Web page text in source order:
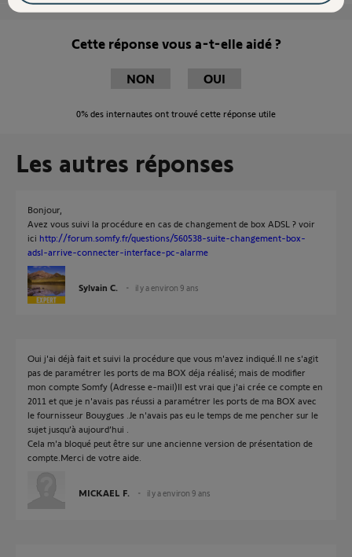
Cette réponse vous a-t-elle aidé ?
NON OUI
0% des internautes ont trouvé cette réponse utile
Les autres réponses
Bonjour,
Avez vous suivi la procédure en cas de changement de box ADSL ? voir
ici http://forum.somfy.fr/questions/560538-suite-changement-box-
adsl-arrive-connecter-interface-pc-alarme
Sylvain C. il y a environ 9 ans
Oui j'ai déjà fait et suivi la procédure que vous m'avez indiqué.Il ne s'agit
pas de paramétrer les ports de ma BOX déja réalisé; mais de modifier
mon compte Somfy (Adresse e-mail)Il est vrai que j'ai crée ce compte en
2011 et que je n'avais pas réussi a paramétrer les ports de ma BOX avec
le fournisseur Bouygues .Je n'avais pas eu le temps de me pencher sur le
sujet jusqu’à aujourd’hui .
Cela m'a bloqué peut être sur une ancienne version de présentation de
compte.Merci de votre aide.
MICKAEL F. il y a environ 9 ans